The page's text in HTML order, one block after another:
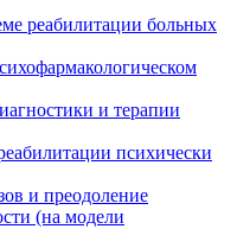
реабилитации больных
и терапии
психически
и преодоление
(на модели